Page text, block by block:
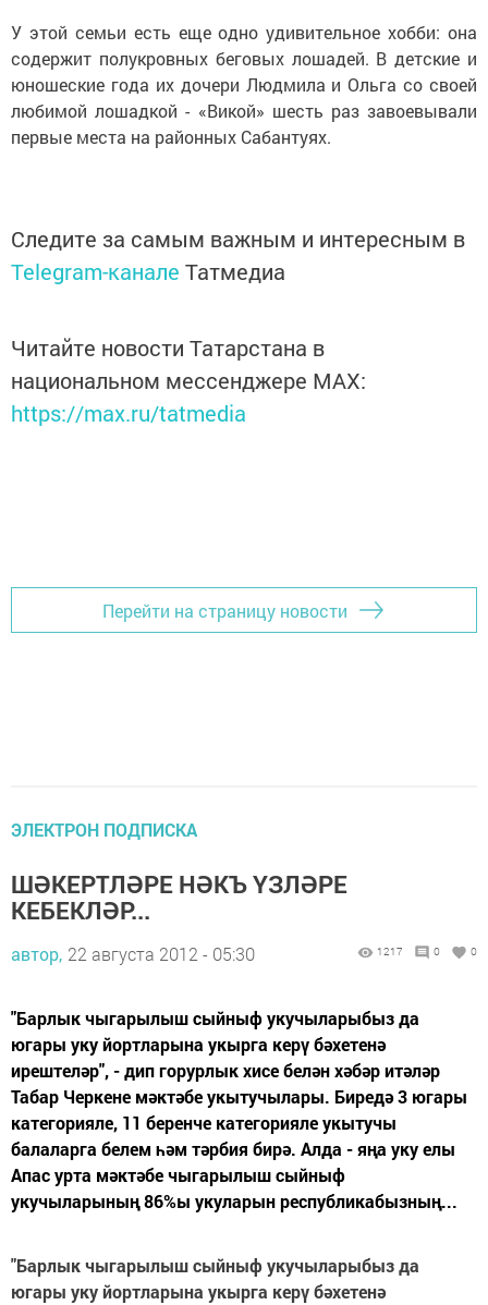
У этой семьи есть еще одно удивительное хобби: она
содержит полукровных беговых лошадей. В детские и
юношеские года их дочери Людмила и Ольга со своей
любимой лошадкой - «Викой» шесть раз завоевывали
первые места на районных Сабантуях.
Следите за самым важным и интересным в
Telegram-канале Татмедиа
Читайте новости Татарстана в
национальном мессенджере MАХ:
https://max.ru/tatmedia
Перейти на страницу новости
ЭЛЕКТРОН ПОДПИСКА
ШӘКЕРТЛӘРЕ НӘКЪ ҮЗЛӘРЕ
КЕБЕКЛӘР...
автор, 22 августа 2012 - 05:30 1217 0 0
"Барлык чыгарылыш сыйныф укучыларыбыз да
югары уку йортларына укырга керү бәхетенә
ирештеләр", - дип горурлык хисе белән хәбәр итәләр
Табар Черкене мәктәбе укытучылары. Биредә 3 югары
категорияле, 11 беренче категорияле укытучы
балаларга белем һәм тәрбия бирә. Алда - яңа уку елы
Апас урта мәктәбе чыгарылыш сыйныф
укучыларының 86%ы укуларын республикабызның...
"Барлык чыгарылыш сыйныф укучыларыбыз да
югары уку йортларына укырга керүбәхетенә